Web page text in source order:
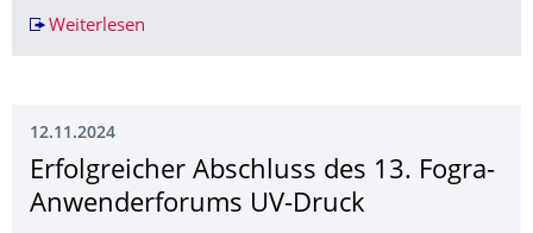
Weiterlesen
12.11.2024
Erfolgreicher Abschluss des 13. Fogra-
Anwenderforums UV-Druck